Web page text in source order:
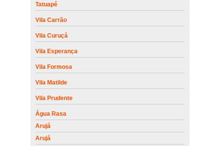
Tatuapé
Vila Carrão
Vila Curuçá
Vila Esperança
Vila Formosa
Vila Matilde
Vila Prudente
Água Rasa
Arujá
Arujá